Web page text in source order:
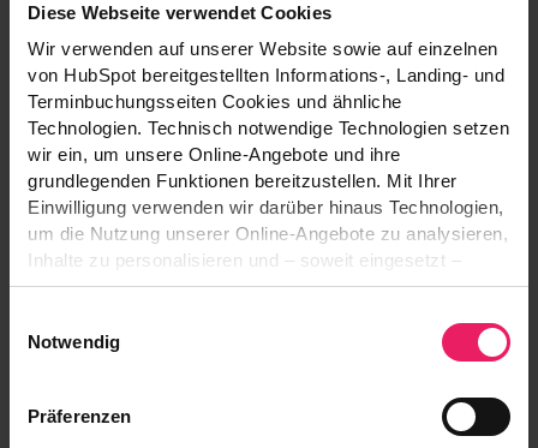
Diese Webseite verwendet Cookies
Wir verwenden auf unserer Website sowie auf einzelnen
von HubSpot bereitgestellten Informations-, Landing- und
Terminbuchungsseiten Cookies und ähnliche
Technologien. Technisch notwendige Technologien setzen
wir ein, um unsere Online-Angebote und ihre
grundlegenden Funktionen bereitzustellen. Mit Ihrer
Einwilligung verwenden wir darüber hinaus Technologien,
um die Nutzung unserer Online-Angebote zu analysieren,
Inhalte zu personalisieren und – soweit eingesetzt –
Funktionen sozialer Medien und Werbung bereitzustellen.
Dabei können Informationen über Ihre Nutzung unserer
Anbieter können die Informationen gegebenenfalls mit
Notwendig
Präferenzen
3. Nutzung von KI-Systemen im
Alltag
Vorsicht bei personenbezogenen Daten
Sowohl Eingaben als auch Ausgaben einer KI
können personenbezogene Daten enthalten.
Betroffene müssen über die Nutzung ihrer Daten
Speicherung (jede Verarbeitung) erfordert eine